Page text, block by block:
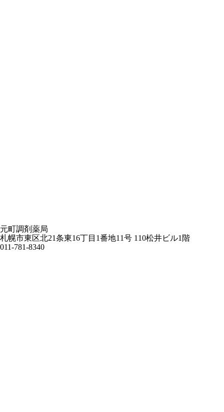
元町調剤薬局
札幌市東区北21条東16丁目1番地11号 110松井ビル1階
011-781-8340